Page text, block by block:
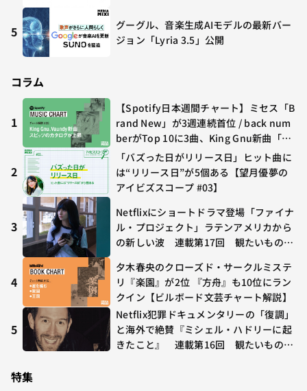
5
グーグル、音楽生成AIモデルの最新バー
ジョン「Lyria 3.5」公開
コラム
1
【Spotify日本週間チャート】ミセス「B
rand New」が3週連続首位 / back num
berがTop 10に3曲、King Gnu新曲「G
O GHOST」が初登場〜集計期間：2026
年7/24〜7/30
2
「バズった日がリリース日」ヒット曲に
は“リリース日”が5個ある【望月優夢の
アイビズスコープ #03】
3
Netflixにショートドラマ登場「ファイナ
ル・プロジェクト」ラテンアメリカから
の新しい波 連載第17回 観たいものが
4
夕木春央のクローズド・サークルミステ
リ『楽園』が2位 『方舟』も10位にラン
クイン【ビルボード文芸チャート解説】
5
Netflix犯罪ドキュメンタリーの「復調」
と海外で絶賛『ミシェル・ハドリーに起
きたこと』 連載第16回 観たいものが
特集